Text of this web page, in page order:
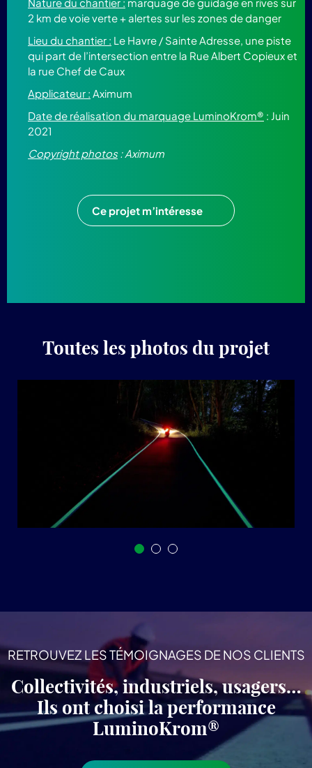
2 km de voie verte + alertes sur les zones de danger
Lieu du chantier : Le Havre / Sainte Adresse, une piste
qui part de l’intersection entre la Rue Albert Copieux et
la rue Chef de Caux
Applicateur : Aximum
Date de réalisation du marquage LuminoKrom® : Juin
2021
Copyright photos: Aximum
Ce projet m’intéresse
Toutes les photos du projet
RETROUVEZ LES TÉMOIGNAGES DE NOS CLIENTS
Collectivités, industriels, usagers…
Ils ont choisi la performance
LuminoKrom®